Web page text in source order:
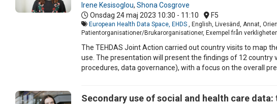
Irene Kesisoglou, Shona Cosgrove
Onsdag 24 maj 2023 10:30 - 11:10 F5
European Health Data Space, EHDS , English, Livesänd, Annat,
Patientorganisationer/Brukarorganisationer, Exempel från
The TEHDAS Joint Action carried out country visits to map
use. The presentation will present the findings of 12
procedures, data governance), with a focus on the overall
Secondary use of social and health care data: